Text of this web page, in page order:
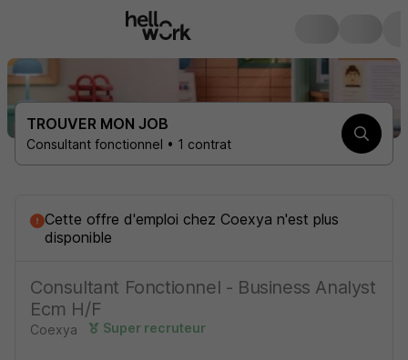
TROUVER MON JOB
Consultant fonctionnel • 1 contrat
Cette offre d'emploi chez Coexya n'est plus
disponible
Consultant Fonctionnel - Business Analyst
Ecm H/F
Coexya Super recruteur